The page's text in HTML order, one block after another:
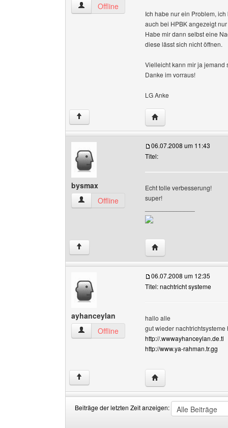
ankes-zauberbleistift Benutzer-Profile
Offline
Ich habe nur ein Problem,
auch bei HPBK angezeigt
Habe mir dann selbst eine
diese lässt sich nicht öffnen.
Vielleicht kann mir ja jemand
Danke im vorraus!
LG Anke
↑ Website dieses
bysmax
bysmax Benutzer-Profile anzeigen
Offline
06.07.2008 um 11:43
Titel:
Echt tolle verbesserung!
super!
↑ Website dieses
ayhanceylan
ayhanceylan Benutzer-Profile anzeigen
Offline
06.07.2008 um 12:35
Titel: nachtricht systeme
hallo alle
gut wieder
http://.wwwayhanceylan.de.tl
http://www.ya-rahman.tr.gg
↑ Website dieses
Beiträge der letzten Zeit anzeigen: